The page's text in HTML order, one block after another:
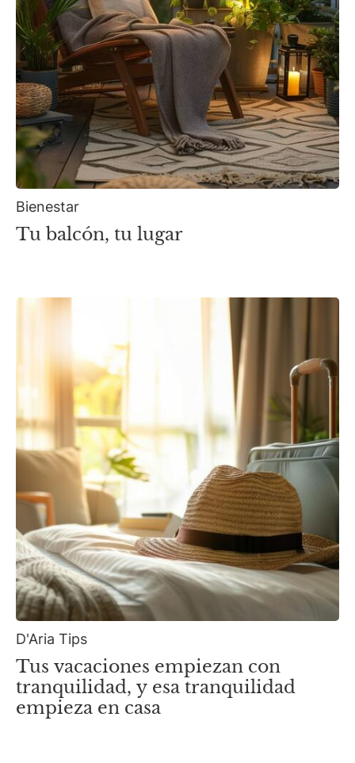
Bienestar
Tu balcón, tu lugar
D'Aria Tips
Tus vacaciones empiezan con
tranquilidad, y esa tranquilidad
empieza en casa